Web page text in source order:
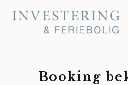
Investering & Feriebolig
Booking